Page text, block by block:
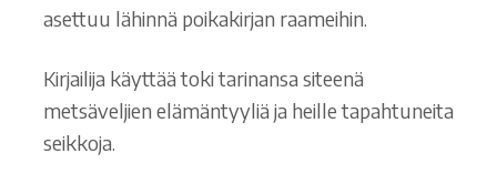
asettuu lähinnä poikakirjan raameihin.
Kirjailija käyttää toki tarinansa siteenä
metsäveljien elämäntyyliä ja heille tapahtuneita
seikkoja.